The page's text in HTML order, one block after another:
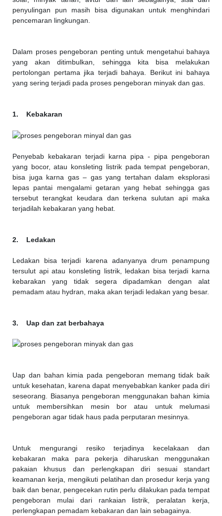
penyulingan pun masih bisa digunakan untuk menghindari
pencemaran lingkungan.
Dalam proses pengeboran penting untuk mengetahui bahaya
yang akan ditimbulkan, sehingga kita bisa melakukan
pertolongan pertama jika terjadi bahaya. Berikut ini bahaya
yang sering terjadi pada proses pengeboran minyak dan gas.
1. Kebakaran
Penyebab kebakaran terjadi karna pipa - pipa pengeboran
yang bocor, atau konsleting listrik pada tempat pengeboran,
bisa juga karna gas – gas yang tertahan dalam eksplorasi
lepas pantai mengalami getaran yang hebat sehingga gas
tersebut terangkat keudara dan terkena sulutan api maka
terjadilah kebakaran yang hebat.
2. Ledakan
Ledakan bisa terjadi karena adanyanya drum penampung
tersulut api atau konsleting listrik, ledakan bisa terjadi karna
kebarakan yang tidak segera dipadamkan dengan alat
pemadam atau hydran, maka akan terjadi ledakan yang besar.
3. Uap dan zat berbahaya
Uap dan bahan kimia pada pengeboran memang tidak baik
untuk kesehatan, karena dapat menyebabkan kanker pada diri
seseorang. Biasanya pengeboran menggunakan bahan kimia
untuk membersihkan mesin bor atau untuk melumasi
pengeboran agar tidak haus pada perputaran mesinnya.
Untuk mengurangi resiko terjadinya kecelakaan dan
kebakaran maka para pekerja diharuskan menggunakan
pakaian khusus dan perlengkapan diri sesuai standart
keamanan kerja, mengikuti pelatihan dan prosedur kerja yang
baik dan benar, pengecekan rutin perlu dilakukan pada tempat
pengeboran mulai dari rankaian listrik, peralatan kerja,
perlengkapan pemadam kebakaran dan lain sebagainya.